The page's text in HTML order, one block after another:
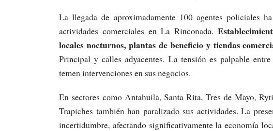
La llegada de aproximadamente 100 agentes policiales
actividades comerciales en La Rinconada.
locales nocturnos, plantas de beneficio y tiendas
Principal y calles adyacentes. La tensión es palpable
temen intervenciones en sus negocios.
En sectores como Antahuila, Santa Rita, Tres de Mayo,
Trapiches también han paralizado sus actividades. La
incertidumbre, afectando significativamente la economía